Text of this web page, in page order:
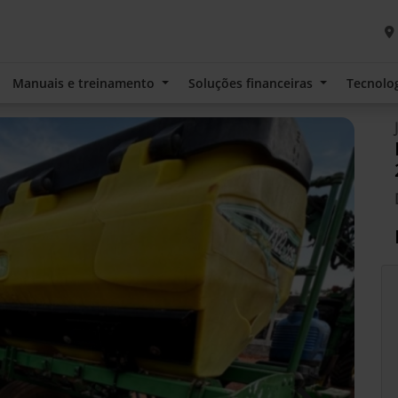
Manuais e treinamento Soluções financeiras